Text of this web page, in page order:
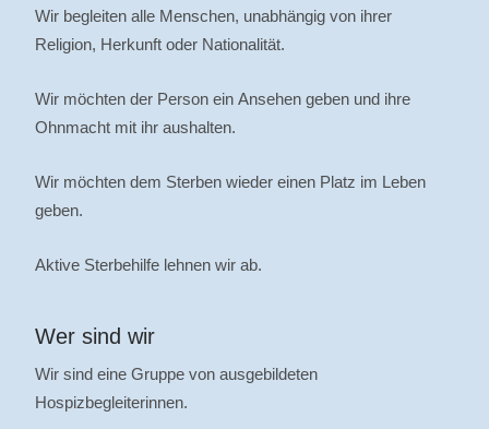
Wir begleiten alle Menschen, unabhängig von ihrer
Religion, Herkunft oder Nationalität.
Wir möchten der Person ein Ansehen geben und ihre
Ohnmacht mit ihr aushalten.
Wir möchten dem Sterben wieder einen Platz im Leben
geben.
Aktive Sterbehilfe lehnen wir ab.
Wer sind wir
Wir sind eine Gruppe von ausgebildeten
Hospizbegleiterinnen.